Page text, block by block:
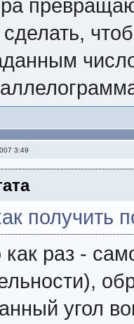
сделать,
3:49
получить
как раз -
угол